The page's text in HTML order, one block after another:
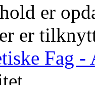
er
er
Fag -